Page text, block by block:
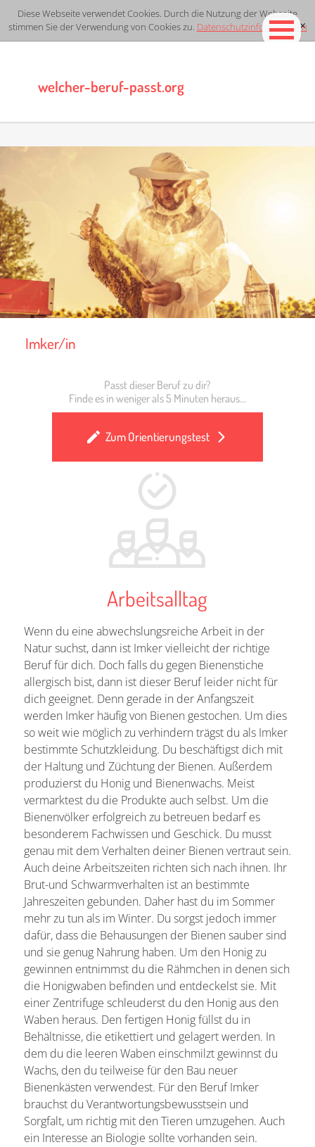
Diese Webseite verwendet Cookies. Durch die Nutzung der Webseite
stimmen Sie der Verwendung von Cookies zu. Datenschutzinformationen
[x]
welcher-beruf-passt.org
Imker/in
Passt dieser Beruf zu dir?
Finde es in weniger als 5 Minuten heraus...
Zum Orientierungstest
Arbeitsalltag
Wenn du eine abwechslungsreiche Arbeit in der
Natur suchst, dann ist Imker vielleicht der richtige
Beruf für dich. Doch falls du gegen Bienenstiche
allergisch bist, dann ist dieser Beruf leider nicht für
dich geeignet. Denn gerade in der Anfangszeit
werden Imker häufig von Bienen gestochen. Um dies
so weit wie möglich zu verhindern trägst du als Imker
bestimmte Schutzkleidung. Du beschäftigst dich mit
der Haltung und Züchtung der Bienen. Außerdem
produzierst du Honig und Bienenwachs. Meist
vermarktest du die Produkte auch selbst. Um die
Bienenvölker erfolgreich zu betreuen bedarf es
besonderem Fachwissen und Geschick. Du musst
genau mit dem Verhalten deiner Bienen vertraut sein.
Auch deine Arbeitszeiten richten sich nach ihnen. Ihr
Brut-und Schwarmverhalten ist an bestimmte
Jahreszeiten gebunden. Daher hast du im Sommer
mehr zu tun als im Winter. Du sorgst jedoch immer
dafür, dass die Behausungen der Bienen sauber sind
und sie genug Nahrung haben. Um den Honig zu
gewinnen entnimmst du die Rähmchen in denen sich
die Honigwaben befinden und entdeckelst sie. Mit
einer Zentrifuge schleuderst du den Honig aus den
Waben heraus. Den fertigen Honig füllst du in
Behältnisse, die etikettiert und gelagert werden. In
dem du die leeren Waben einschmilzt gewinnst du
Wachs, den du teilweise für den Bau neuer
Bienenkästen verwendest. Für den Beruf Imker
brauchst du Verantwortungsbewusstsein und
Sorgfalt, um richtig mit den Tieren umzugehen. Auch
ein Interesse an Biologie sollte vorhanden sein.